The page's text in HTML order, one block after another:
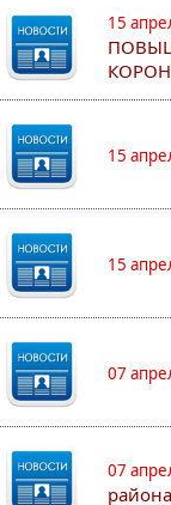
15
15
15
07
07